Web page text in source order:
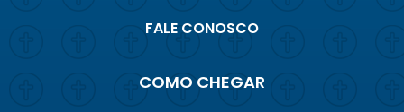
FALE CONOSCO
COMO CHEGAR